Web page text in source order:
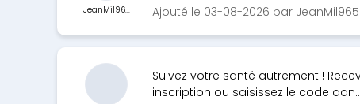
Ajouté le 03-08-2026 par JeanMil965
JeanMil96...
Suivez votre santé autrement !
inscription ou saisissez le code